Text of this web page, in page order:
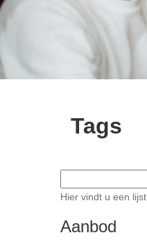
Tags
Hier vindt u een
Aanbod